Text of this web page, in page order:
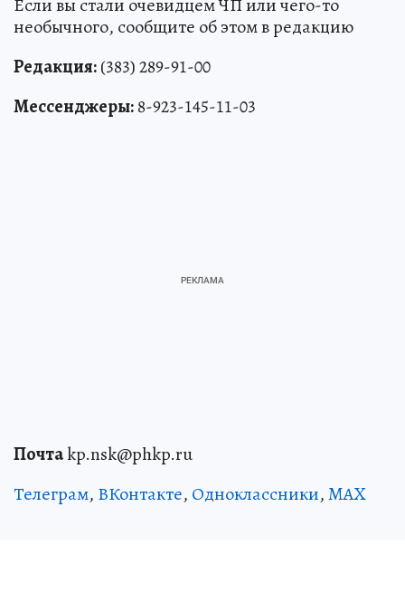
Если вы стали очевидцем ЧП или чего-то
необычного, сообщите об этом в редакцию
Редакция:(383) 289-91-00
Мессенджеры:8-923-145-11-03
Почтаkp.nsk@phkp.ru
Телеграм, ВКонтакте, Одноклассники,MAX